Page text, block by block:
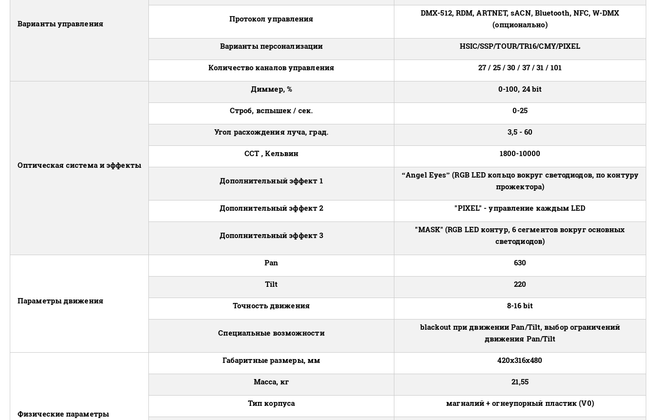
Варианты управления Протокол управления
DMX-512, RDM, ARTNET, sACN, Bluetooth, NFC, W-DMX
(опционально)
Варианты персонализации HSIC/SSP/TOUR/TR16/CMY/PIXEL
Количество каналов управления 27 / 25 / 30 / 37 / 31 / 101
Оптическая система и эффекты
Диммер, % 0-100, 24 bit
Строб, вспышек / сек. 0-25
Угол расхождения луча, град. 3,5 - 60
ССТ , Кельвин 1800-10000
Дополнительный эффект 1
“Angel Eyes” (RGB LED кольцо вокруг светодиодов, по контуру
прожектора)
Дополнительный эффект 2 "PIXEL" - управление каждым LED
Дополнительный эффект 3
"MASK" (RGB LED контур, 6 сегментов вокруг основных
светодиодов)
Параметры движения
Pan 630
Tilt 220
Точность движения 8-16 bit
Специальные возможности
blackout при движении Pan/Tilt, выбор ограничений
движения Pan/Tilt
Физические параметры
Габаритные размеры, мм 420x316x480
Масса, кг 21,55
Тип корпуса магналий + огнеупорный пластик (V0)